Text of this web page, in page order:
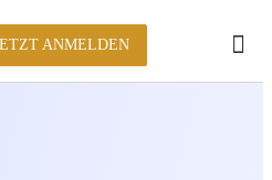
ANMELDEN